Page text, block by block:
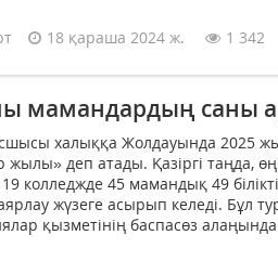
18 қараша 2024 ж. 1 342
мамандардың саны
халыққа Жолдауында 2025
деп атады. Қазіргі таңда,
колледжде 45 мамандық 49
жүзеге асырып келеді. Бұл
қызметінің баспасөз